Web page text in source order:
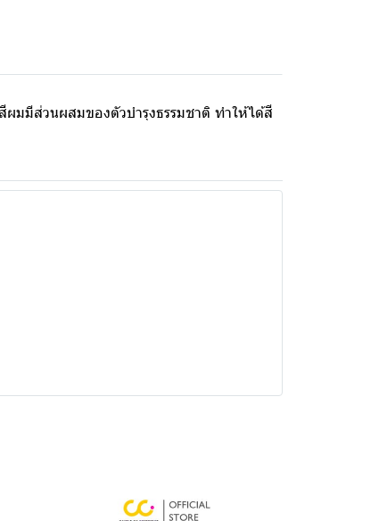
มมีส่วนผสมของตัวบำรุงธรรมชาติ ทำให้ได้สี